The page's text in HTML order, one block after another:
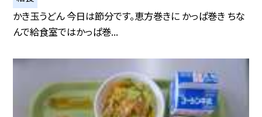
かき玉うどん 今日は節分です。恵方巻きに かっぱ巻き ちな
んで給食室ではかっぱ巻...